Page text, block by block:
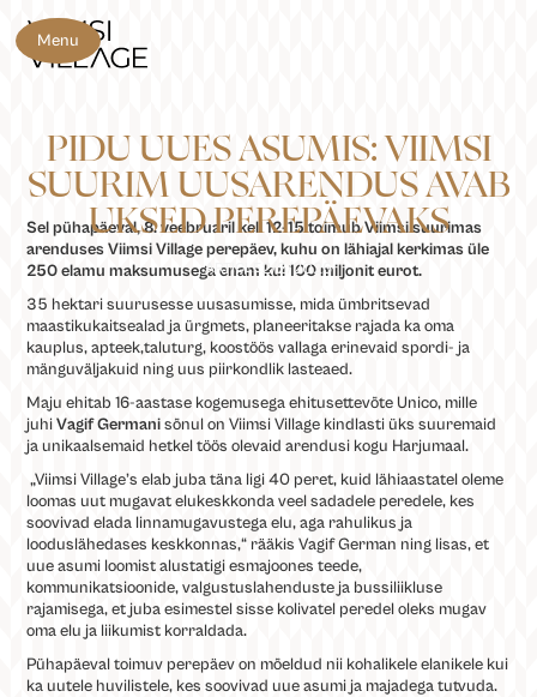
Menu
PIDU UUES ASUMIS: VIIMSI
SUURIM UUSARENDUS AVAB
UKSED PEREPÄEVAKS
ARTICLE 2/2/2026
Sel pühapäeval, 8. veebruaril kell 12-15 toimub Viimsi suurimas
arenduses Viimsi Village perepäev, kuhu on lähiajal kerkimas üle
250 elamu maksumusega enam kui 100 miljonit eurot.
35 hektari suurusesse uusasumisse, mida ümbritsevad
maastikukaitsealad ja ürgmets, planeeritakse rajada ka oma
kauplus, apteek,taluturg, koostöös vallaga erinevaid spordi- ja
mänguväljakuid ning uus piirkondlik lasteaed.
Maju ehitab 16-aastase kogemusega ehitusettevõte Unico, mille
juhiVagif Germanisõnul on Viimsi Village kindlasti üks suuremaid
ja unikaalsemaid hetkel töös olevaid arendusi kogu Harjumaal.
„Viimsi Village’s elab juba täna ligi 40 peret, kuid lähiaastatel oleme
loomas uut mugavat elukeskkonda veel sadadele peredele, kes
soovivad elada linnamugavustega elu, aga rahulikus ja
looduslähedases keskkonnas,“ rääkis Vagif German ning lisas, et
uue asumi loomist alustatigi esmajoones teede,
kommunikatsioonide, valgustuslahenduste ja bussiliikluse
rajamisega, et juba esimestel sisse kolivatel peredel oleks mugav
oma elu ja liikumist korraldada.
Pühapäeval toimuv perepäev on mõeldud nii kohalikele elanikele kui
ka uutele huvilistele, kes soovivad uue asumi ja majadega tutvuda.